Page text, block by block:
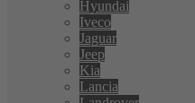
Hyundai
Iveco
Jaguar
Jeep
Kia
Lancia